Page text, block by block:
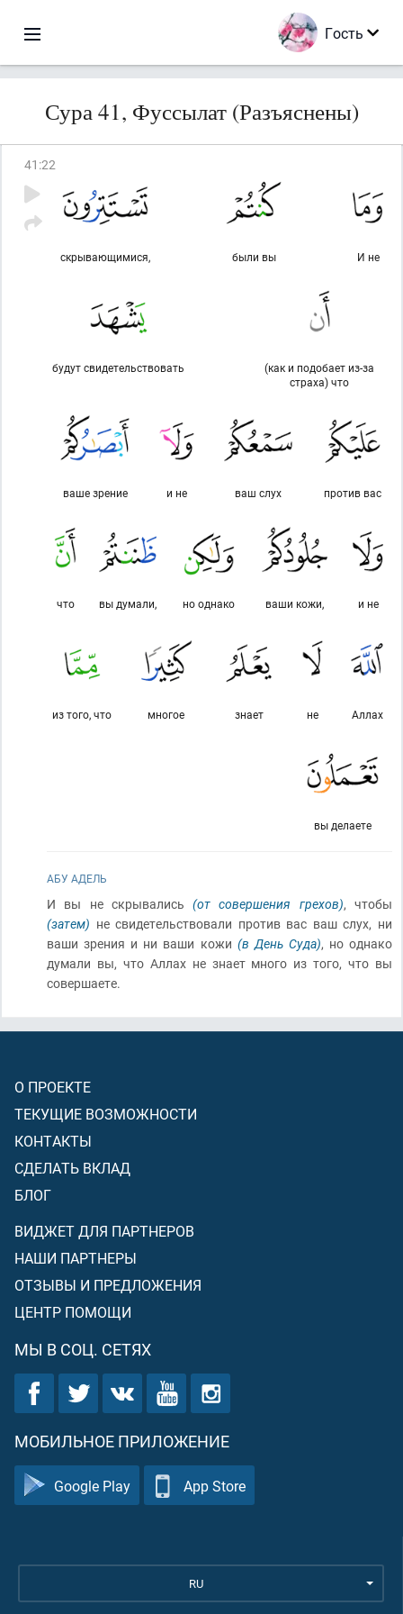
Гость
Сура 41, Фуссылат (Разъяснены)
41 :22
И не
были вы
скрывающимися,
(как и подобает из-за
страха) что
будут свидетельствовать
против вас
ваш слух
и не
ваше зрение
и не
ваши кожи,
но однако
вы думали,
что
Аллах
не
знает
многое
из того, что
вы делаете
АБУ АДЕЛЬ
И вы не скрывались(от совершения грехов), чтобы
(затем) не свидетельствовали против вас ваш слух, ни
ваши зрения и ни ваши кожи (в День Суда), но однако
думали вы, что Аллах не знает много из того, что вы
совершаете.
О ПРОЕКТЕ
ТЕКУЩИЕ ВОЗМОЖНОСТИ
КОНТАКТЫ
СДЕЛАТЬ ВКЛАД
БЛОГ
ВИДЖЕТ ДЛЯ ПАРТНЕРОВ
НАШИ ПАРТНЕРЫ
ОТЗЫВЫ И ПРЕДЛОЖЕНИЯ
ЦЕНТР ПОМОЩИ
МЫ В СОЦ. СЕТЯХ
МОБИЛЬНОЕ ПРИЛОЖЕНИЕ
Google Play App Store
RU